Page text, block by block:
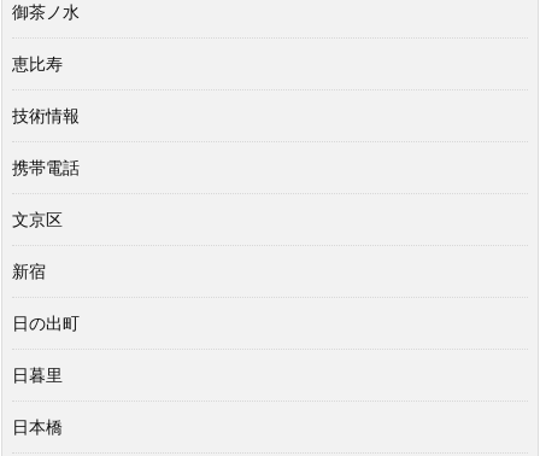
御茶ノ水
恵比寿
技術情報
携帯電話
文京区
新宿
日の出町
日暮里
日本橋